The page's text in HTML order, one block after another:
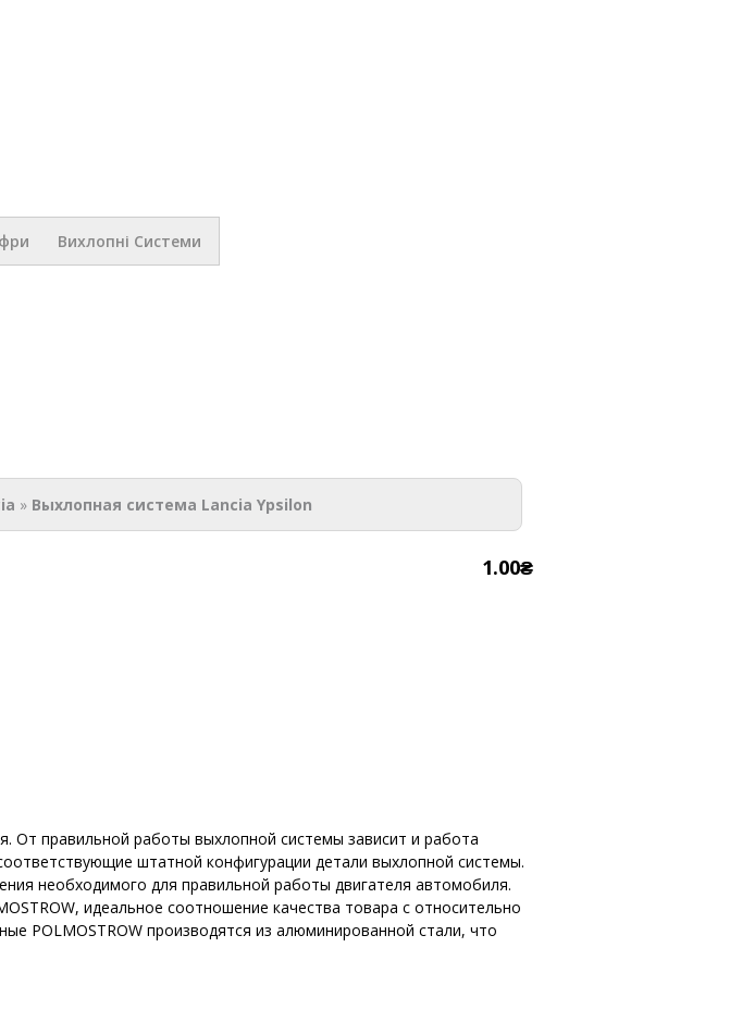
Вихлопні Системи
» Выхлопная система Lancia Ypsilon
1.00₴
От правильной работы выхлопной системы зависит и работа
штатной конфигурации детали выхлопной системы.
необходимого для правильной работы двигателя автомобиля.
идеальное соотношение качества товара с относительно
POLMOSTROW производятся из алюминированной стали, что